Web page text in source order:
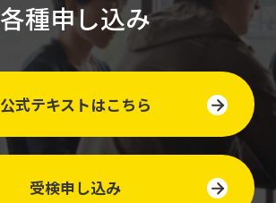
各種申し込み
公式テキストはこちら
受検申し込み